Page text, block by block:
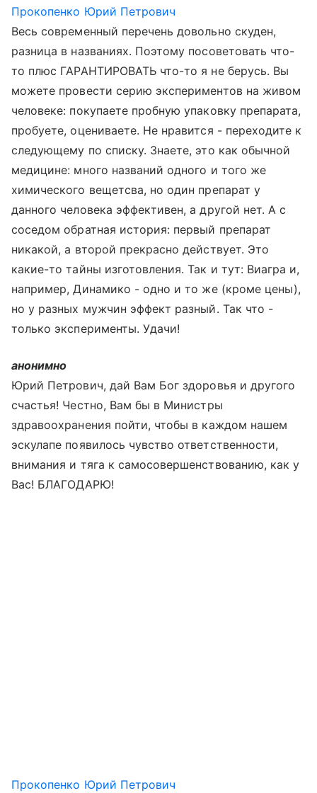
Прокопенко Юрий Петрович
Весь современный перечень довольно скуден,
разница в названиях. Поэтому посоветовать что-
то плюс ГАРАНТИРОВАТЬ что-то я не берусь. Вы
можете провести серию экспериментов на живом
человеке: покупаете пробную упаковку препарата,
пробуете, оцениваете. Не нравится - переходите к
следующему по списку. Знаете, это как обычной
медицине: много названий одного и того же
химического вещетсва, но один препарат у
данного человека эффективен, а другой нет. А с
соседом обратная история: первый препарат
никакой, а второй прекрасно действует. Это
какие-то тайны изготовления. Так и тут: Виагра и,
например, Динамико - одно и то же (кроме цены),
но у разных мужчин эффект разный. Так что -
только эксперименты. Удачи!
анонимно
Юрий Петрович, дай Вам Бог здоровья и другого
счастья! Честно, Вам бы в Министры
здравоохранения пойти, чтобы в каждом нашем
эскулапе появилось чувство ответственности,
внимания и тяга к самосовершенствованию, как у
Вас! БЛАГОДАРЮ!
Прокопенко Юрий Петрович